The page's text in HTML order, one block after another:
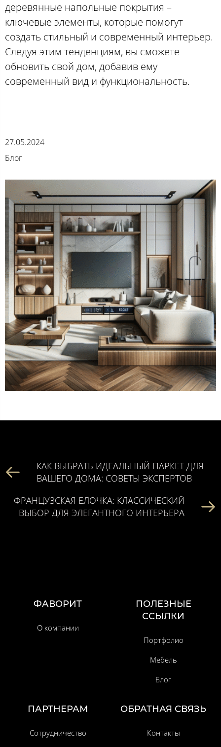
деревянные напольные покрытия –
ключевые элементы, которые помогут
создать стильный и современный интерьер.
Следуя этим тенденциям, вы сможете
обновить свой дом, добавив ему
современный вид и функциональность.
27.05.2024
Блог
КАК ВЫБРАТЬ ИДЕАЛЬНЫЙ ПАРКЕТ ДЛЯ
ВАШЕГО ДОМА: СОВЕТЫ ЭКСПЕРТОВ
ФРАНЦУЗСКАЯ ЕЛОЧКА: КЛАССИЧЕСКИЙ
ВЫБОР ДЛЯ ЭЛЕГАНТНОГО ИНТЕРЬЕРА
ФАВОРИТ
О компании
ПОЛЕЗНЫЕ
ССЫЛКИ
Портфолио
Мебель
Блог
ПАРТНЕРАМ
Сотрудничество
ОБРАТНАЯ СВЯЗЬ
Контакты